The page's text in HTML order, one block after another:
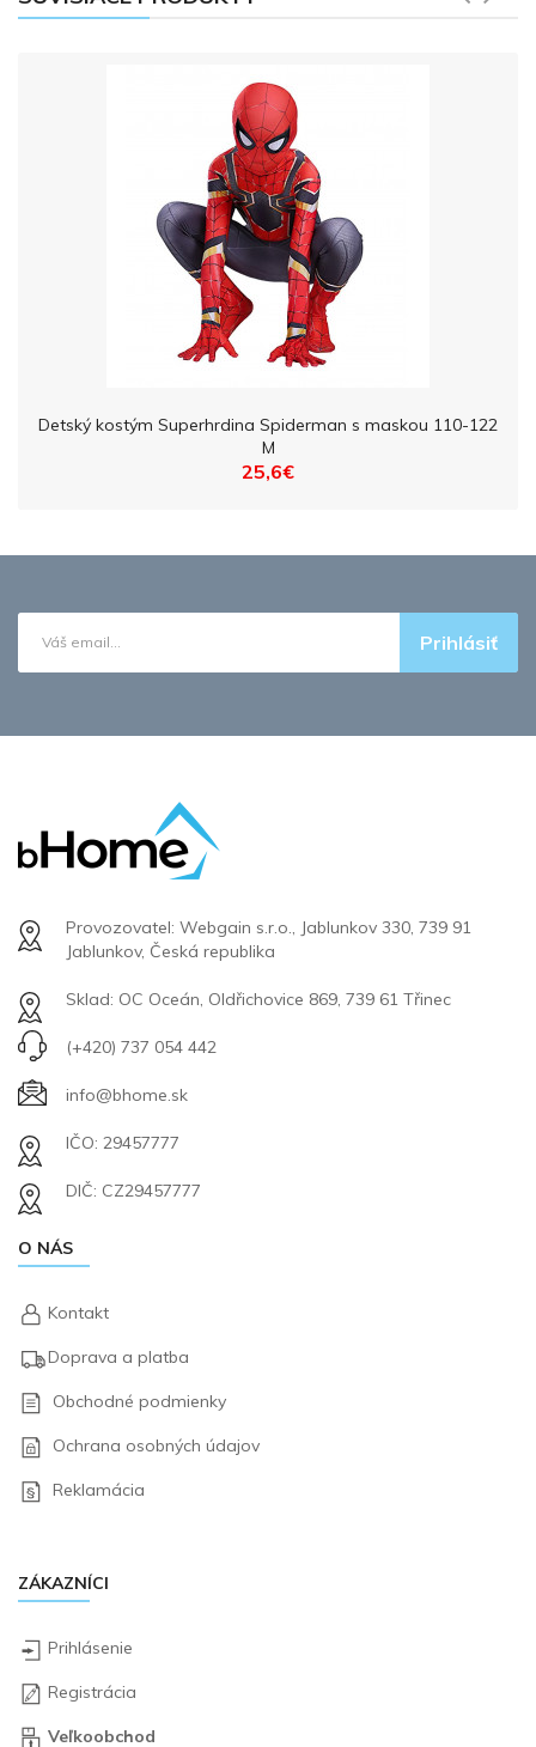
Detský kostým Superhrdina Spiderman s maskou 110-122
M
25,6€
Prihlásiť
Provozovatel: Webgain s.r.o., Jablunkov 330, 739 91
Jablunkov, Česká republika
Sklad: OC Oceán, Oldřichovice 869, 739 61 Třinec
(+420) 737 054 442
info@bhome.sk
IČO: 29457777
DIČ: CZ29457777
O NÁS
Kontakt
Doprava a platba
Obchodné podmienky
Ochrana osobných údajov
Reklamácia
ZÁKAZNÍCI
Prihlásenie
Registrácia
Veľkoobchod